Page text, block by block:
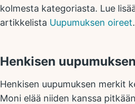
kolmesta kategoriasta. Lue
artikkelista Uupumuksen oireet.
Henkisen
Henkisen uupumuksen merkit
Moni elää niiden kanssa